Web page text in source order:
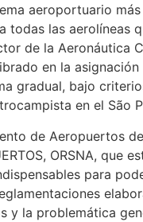
aeroportuario
las aerolíneas
de la Aeronáutica
en la
gradual, bajo
en el São
de Aeropuertos
ORSNA,
para
la problemática